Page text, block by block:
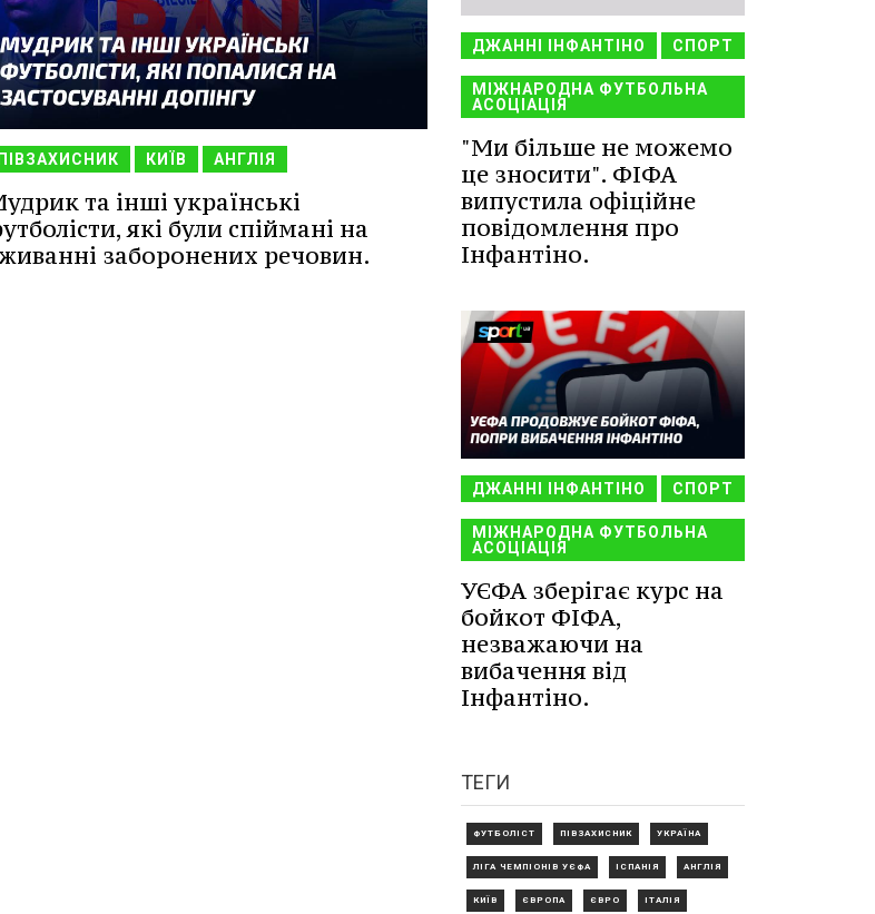
ПІВЗАХИСНИК КИЇВ АНГЛІЯ
та інші українські
які були спіймані на
заборонених речовин.
ДЖАННІ ІНФАНТІНО СПОРТ
МІЖНАРОДНА ФУТБОЛЬНА
АСОЦІАЦІЯ
"Ми більше не можемо
це зносити". ФІФА
випустила офіційне
повідомлення про
Інфантіно.
ДЖАННІ ІНФАНТІНО СПОРТ
МІЖНАРОДНА ФУТБОЛЬНА
АСОЦІАЦІЯ
УЄФА зберігає курс на
бойкот ФІФА,
незважаючи на
вибачення від
Інфантіно.
ТЕГИ
ФУТБОЛІСТ ПІВЗАХИСНИК УКРАЇНА
ЛІГА ЧЕМПІОНІВ УЄФА ІСПАНІЯ АНГЛІЯ
КИЇВ ЄВРОПА ЄВРО ІТАЛІЯ